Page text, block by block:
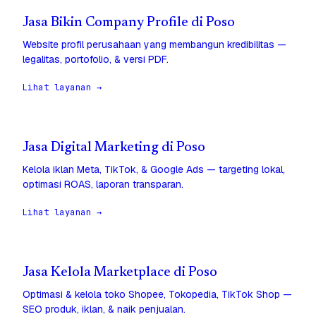
Jasa Bikin Company Profile di Poso
Website profil perusahaan yang membangun kredibilitas —
legalitas, portofolio, & versi PDF.
Lihat layanan →
Jasa Digital Marketing di Poso
Kelola iklan Meta, TikTok, & Google Ads — targeting lokal,
optimasi ROAS, laporan transparan.
Lihat layanan →
Jasa Kelola Marketplace di Poso
Optimasi & kelola toko Shopee, Tokopedia, TikTok Shop —
SEO produk, iklan, & naik penjualan.